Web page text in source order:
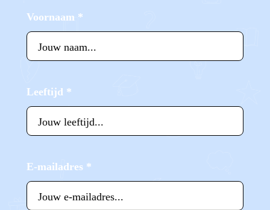
Voornaam *
Leeftijd *
E-mailadres *